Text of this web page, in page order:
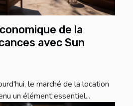
de la
avec Sun
le marché de la location
un élément essentiel...